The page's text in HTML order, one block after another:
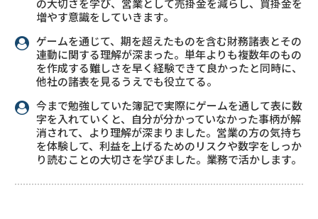
の大切さを学び、営業として売掛金を減らし、買掛金を
増やす意識をしていきます。
ゲームを通じて、期を超えたものを含む財務諸表とその
連動に関する理解が深まった。単年よりも複数年のもの
を作成する難しさを早く経験できて良かったと同時に、
他社の諸表を見るうえでも役立てる。
今まで勉強していた簿記で実際にゲームを通して表に数
字を入れていくと、自分が分かっていなかった事柄が解
消されて、より理解が深まりました。営業の方の気持ち
を体験して、利益を上げるためのリスクや数字をしっか
り読むことの大切さを学びました。業務で活かします。